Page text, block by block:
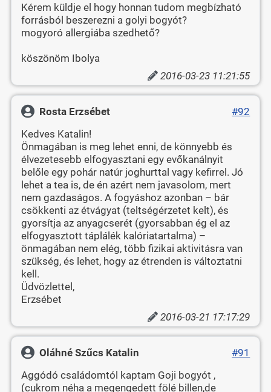
Kérem küldje el hogy honnan tudom megbízható
forrásból beszerezni a golyi bogyót?
mogyoró allergiába szedhető?
köszönöm Ibolya
2016-03-23 11:21:55
Rosta Erzsébet
#92
Kedves Katalin!
Önmagában is meg lehet enni, de könnyebb és
élvezetesebb elfogyasztani egy evőkanálnyit
belőle egy pohár natúr joghurttal vagy kefirrel. Jó
lehet a tea is, de én azért nem javasolom, mert
nem gazdaságos. A fogyáshoz azonban – bár
csökkenti az étvágyat (teltségérzetet kelt), és
gyorsítja az anyagcserét (gyorsabban ég el az
elfogyasztott táplálék kalóriatartalma) –
önmagában nem elég, több fizikai aktivitásra van
szükség, és lehet, hogy az étrenden is változtatni
kell.
Üdvözlettel,
Erzsébet
2016-03-21 17:17:29
Oláhné Szűcs Katalin
#91
Aggódó családomtól kaptam Goji bogyót ,
(cukrom néha a megengedett fölé billen,de